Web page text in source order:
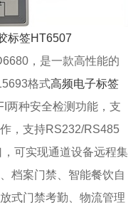
标签HT6507
，是一款高性能的
格式高频电子标签
两种安全检测功能，支
，支持RS232/RS485
可实现通道设备远程集
档案门禁、智能餐饮自
放式门禁考勤、物流管理